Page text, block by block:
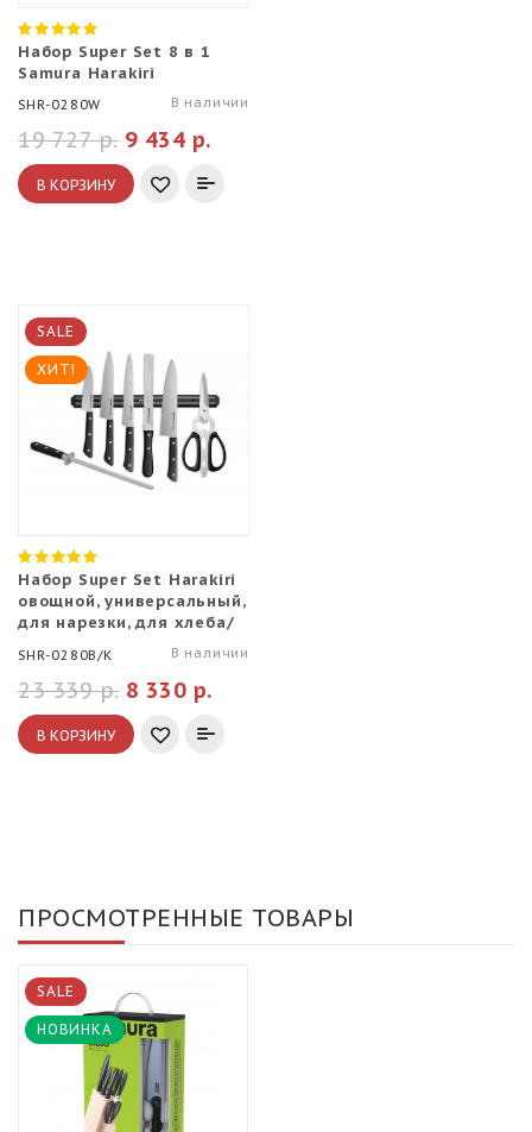
Набор Super Set 8 в 1
Samura Harakiri
SHR-0280W В наличии
9 434 р.
19 727 р.
В КОРЗИНУ
SALE
ХИТ!
Набор Super Set Harakiri
овощной, универсальный,
для нарезки, для хлеба/
для замороженных
продуктов, шеф, мусат,
ножницы, магнитный
держатель
SHR-0280B/K В наличии
8 330 р.
23 339 р.
В КОРЗИНУ
ПРОСМОТРЕННЫЕ ТОВАРЫ
SALE
НОВИНКА